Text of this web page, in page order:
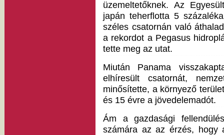
üzemeltetőknek. Az
japán teherflotta 5
széles csatornán való
a rekordot a Pegasus
tette meg az utat.
Miután Panama
elhíresült csatornát,
minősítette, a környező
és 15 évre a jövedelemadót.
Ám a gazdasági
számára az az érzés, hogy